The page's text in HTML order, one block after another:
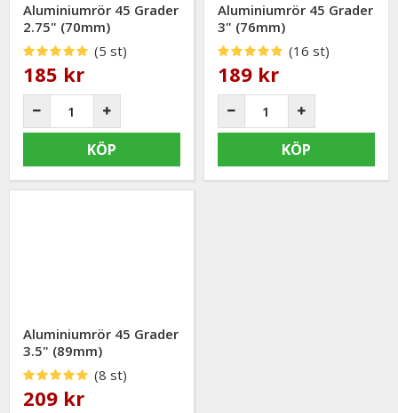
Aluminiumrör 45 Grader
2.75" (70mm)
(5 st)
185 kr
KÖP
Aluminiumrör 45 Grader
3" (76mm)
(16 st)
189 kr
KÖP
Aluminiumrör 45 Grader
3.5" (89mm)
(8 st)
209 kr